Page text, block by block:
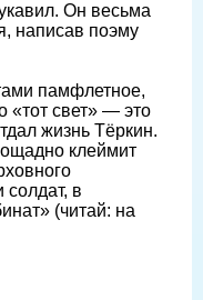
Он весьма
написав поэму
памфлетное,
«тот свет» — это
жизнь Тёркин.
клеймит
солдат, в
(читай: на